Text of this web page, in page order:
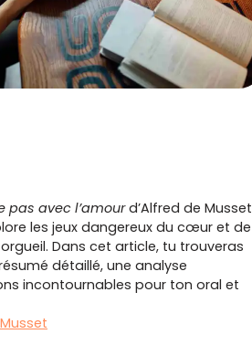
pas avec l’amourd’Alfred de Musset
les jeux dangereux du cœur et de
Dans cet article, tu trouveras
détaillé, une analyse
incontournables pour ton oral et